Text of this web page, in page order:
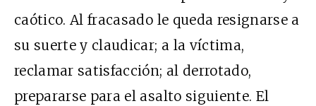
caótico. Al fracasado le queda resignarse a
su suerte y claudicar; a la víctima,
reclamar satisfacción; al derrotado,
prepararse para el asalto siguiente. El